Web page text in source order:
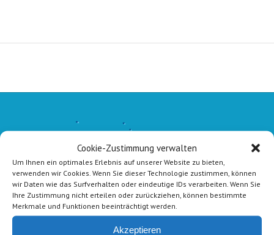
Cookie-Zustimmung verwalten
Um Ihnen ein optimales Erlebnis auf unserer Website zu bieten,
verwenden wir Cookies. Wenn Sie dieser Technologie zustimmen, können
wir Daten wie das Surfverhalten oder eindeutige IDs verarbeiten. Wenn Sie
Ihre Zustimmung nicht erteilen oder zurückziehen, können bestimmte
Merkmale und Funktionen beeinträchtigt werden.
Akzeptieren